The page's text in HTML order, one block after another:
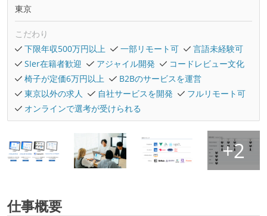
東京
こだわり
下限年収500万円以上
一部リモート可
言語未経験可
SIer在籍者歓迎
アジャイル開発
コードレビュー文化
椅子が定価6万円以上
B2Bのサービスを運営
東京以外の求人
自社サービスを開発
フルリモート可
オンラインで選考が受けられる
仕事概要